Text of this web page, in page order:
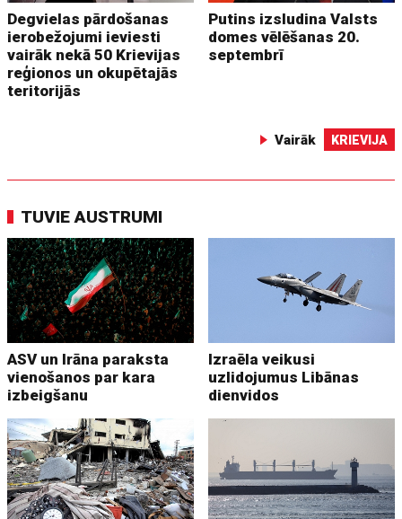
Degvielas pārdošanas
ierobežojumi ieviesti
vairāk nekā 50 Krievijas
reģionos un okupētajās
teritorijās
Putins izsludina Valsts
domes vēlēšanas 20.
septembrī
Vairāk KRIEVIJA
TUVIE AUSTRUMI
ASV un Irāna paraksta
vienošanos par kara
izbeigšanu
Izraēla veikusi
uzlidojumus Libānas
dienvidos